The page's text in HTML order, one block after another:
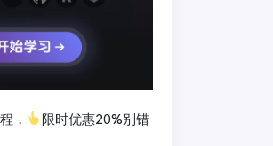
，
限时优惠20%别错